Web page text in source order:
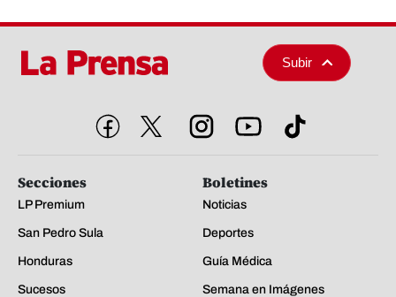
Subir
Secciones
LP Premium
San Pedro Sula
Honduras
Sucesos
Boletines
Noticias
Deportes
Guía Médica
Semana en Imágenes